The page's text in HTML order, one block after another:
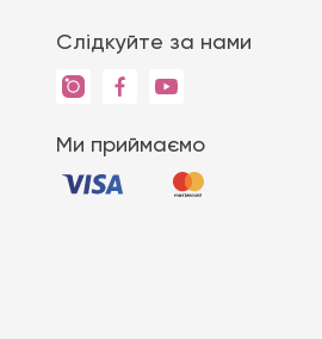
Слідкуйте за нами
Ми приймаємо